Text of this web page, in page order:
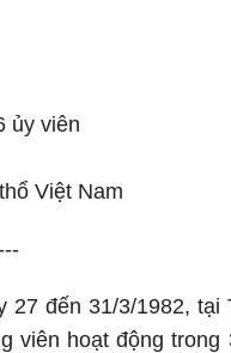
ủy viên
Việt Nam
đến 31/3/1982, tại
viên hoạt động trong